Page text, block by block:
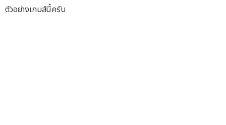
ตัวอย่างเกมส์นี้ครับ